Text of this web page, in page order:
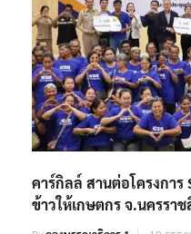
คาร์กิลล์ สานต่อโครงกา
ข้าวให้เกษตกร จ.นครรา